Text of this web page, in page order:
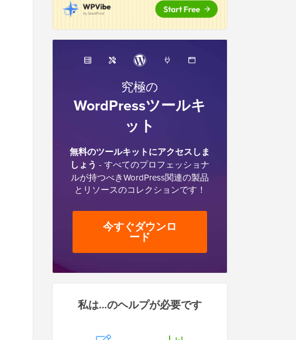
究極の
WordPressツールキ
ット
無料のツールキットにアクセスしま
しょう - すべてのプロフェッショナ
ルが持つべきWordPress関連の製品
とリソースのコレクションです！
今すぐダウンロ
ード
私は…のヘルプが必要です